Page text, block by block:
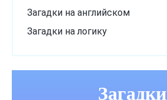
Загадки про лето
Загадки про мороз
Загадки про овощи
Загадки про огурец
Загадки на английском
Загадки на логику
Загадки